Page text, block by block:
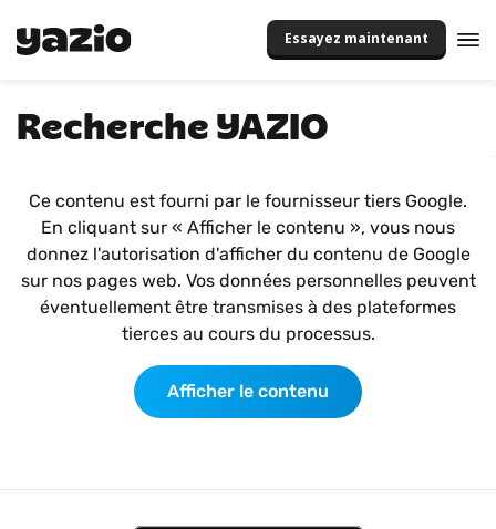
Essayez maintenant
Recherche YAZIO
Ce contenu est fourni par le fournisseur tiers Google.
En cliquant sur « Afficher le contenu », vous nous
donnez l'autorisation d'afficher du contenu de Google
sur nos pages web. Vos données personnelles peuvent
éventuellement être transmises à des plateformes
tierces au cours du processus.
Afficher le contenu